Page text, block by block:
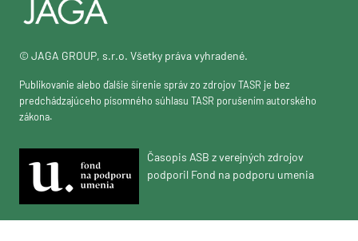
© JAGA GROUP, s.r.o. Všetky práva vyhradené.
Publikovanie alebo ďalšie šírenie správ zo zdrojov TASR je bez
predchádzajúceho písomného súhlasu TASR porušením autorského
zákona.
Časopis ASB z verejných zdrojov
podporil Fond na podporu umenia